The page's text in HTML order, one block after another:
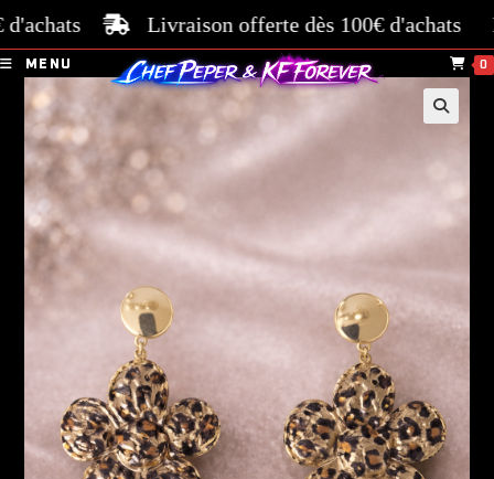
Livraison offerte dès 100€ d'achats
MENU 0